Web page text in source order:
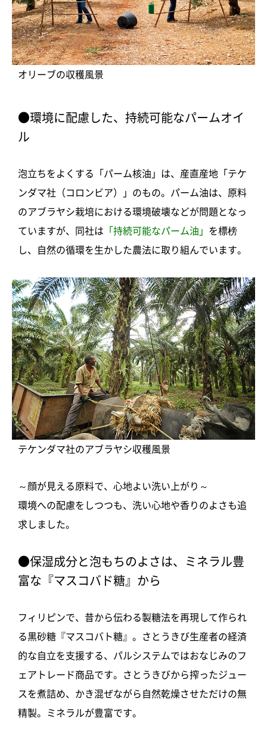
オリーブの収穫風景
●環境に配慮した、持続可能なパームオイ
ル
泡立ちをよくする「パーム核油」は、産直産地「テケ
ンダマ社（コロンビア）」のもの。パーム油は、原料
のアブラヤシ栽培における環境破壊などが問題となっ
ていますが、同社は 「持続可能なパーム油」 を標榜
し、自然の循環を生かした農法に取り組んでいます。
テケンダマ社のアブラヤシ収穫風景
～顔が見える原料で、心地よい洗い上がり～
環境への配慮をしつつも、洗い心地や香りのよさも追
求しました。
●保湿成分と泡もちのよさは、ミネラル豊
富な『マスコバド糖』から
フィリピンで、昔から伝わる製糖法を再現して作られ
る黒砂糖『マスコバト糖』。さとうきび生産者の経済
的な自立を支援する、パルシステムではおなじみのフ
ェアトレード商品です。さとうきびから搾ったジュー
スを煮詰め、かき混ぜながら自然乾燥させただけの無
精製。ミネラルが豊富です。